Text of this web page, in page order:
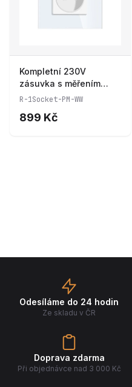
Kompletní 230V
zásuvka s měřením
spotřeby R-1Socket-
R-1Socket-PM-WW
899 Kč
Odesíláme do 24 hodin
Ze skladu v ČR
Doprava zdarma
Při objednávce nad 3 000 Kč